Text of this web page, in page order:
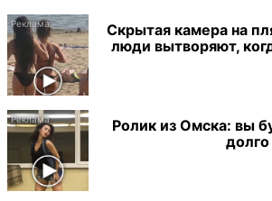
Скрытая камера на
люди вытворяют,
Ролик из Омска: вы
долго